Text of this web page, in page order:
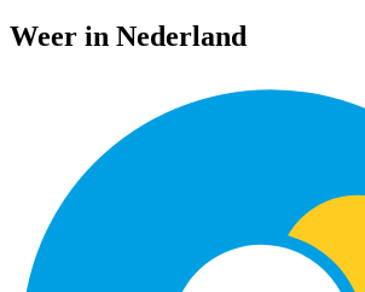
Weer in Nederland